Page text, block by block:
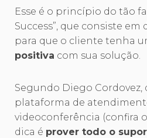
Esse é o princípio do tão
Success”, que consiste em
para que o cliente tenha
positiva com sua solução.
Segundo Diego Cordovez,
plataforma de
videoconferência (confira
dica é prover todo o